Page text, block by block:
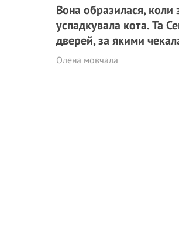
Вона образилася, коли
успадкувала кота. Та
дверей, за якими
Олена мовчала